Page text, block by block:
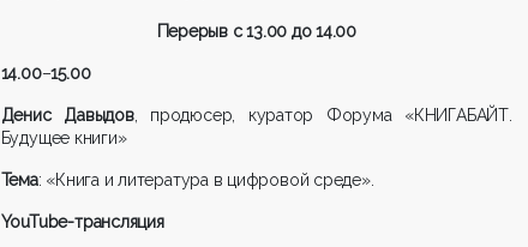
Перерыв с 13.00 до 14.00
14.00–15.00
Денис Давыдов, продюсер, куратор Форума «КНИГАБАЙТ.
Будущее книги»
Тема: «Книга и литература в цифровой среде».
YouTube-трансляция